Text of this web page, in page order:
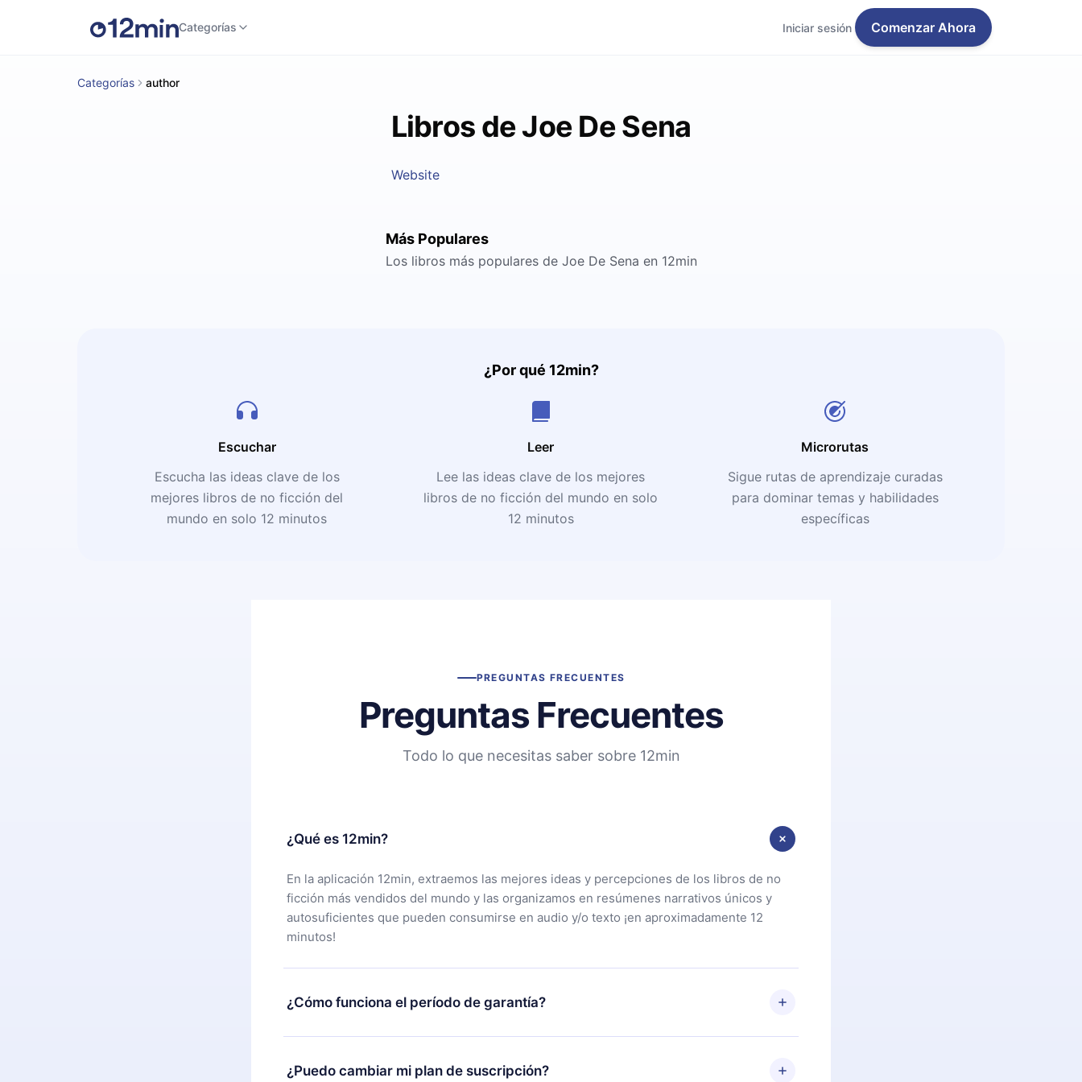
Categorías Iniciar sesión Comenzar Ahora
Categorías author
Libros de Joe De Sena
Website
Más Populares
Los libros más populares de Joe De Sena en 12min
¿Por qué 12min?
Escuchar
Escucha las ideas clave de los
mejores libros de no ficción del
mundo en solo 12 minutos
Leer
Lee las ideas clave de los mejores
libros de no ficción del mundo en solo
12 minutos
Microrutas
Sigue rutas de aprendizaje curadas
para dominar temas y habilidades
específicas
PREGUNTAS FRECUENTES
Preguntas Frecuentes
Todo lo que necesitas saber sobre 12min
¿Qué es 12min?
En la aplicación 12min, extraemos las mejores ideas y percepciones de los libros de no
ficción más vendidos del mundo y las organizamos en resúmenes narrativos únicos y
autosuficientes que pueden consumirse en audio y/o texto ¡en aproximadamente 12
minutos!
¿Cómo funciona el período de garantía?
Puedes descargar nuestra aplicación y comenzar a disfrutar de nuestra biblioteca. Si por
alguna razón no estás satisfecho con nuestra plataforma, simplemente contacta a
¿Puedo cambiar mi plan de suscripción?